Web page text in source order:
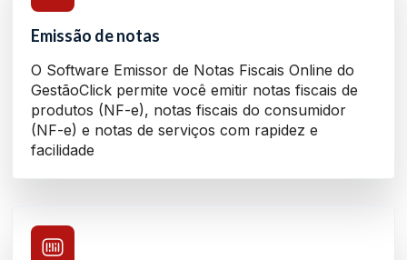
Emissão de notas
O Software Emissor de Notas Fiscais Online do
GestãoClick permite você emitir notas fiscais de
produtos (NF-e), notas fiscais do consumidor
(NF-e) e notas de serviços com rapidez e
facilidade